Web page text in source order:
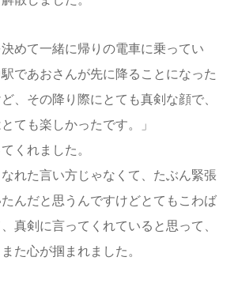
めて一緒に帰りの電車に乗ってい
であおさんが先に降ることになった
、その降り際にとても真剣な顔で、
とても楽しかったです。」
くれました。
れた言い方じゃなくて、たぶん緊張
んだと思うんですけどとてもこわば
真剣に言ってくれていると思って、
た心が掴まれました。